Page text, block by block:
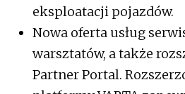
eksploatacji pojazdów.
Nowa oferta usług
warsztatów, a także
Partner Portal.